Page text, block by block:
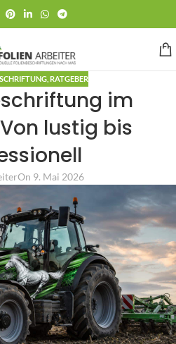
, RATGEBER
im
lustig bis
On 9. Mai 2026